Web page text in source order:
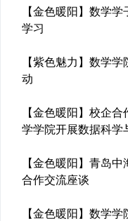
【金色暖阳】数学
学习
【紫色魅力】数学
动
【金色暖阳】校企
学学院开展数据科
【金色暖阳】青岛
合作交流座谈
【金色暖阳】数学